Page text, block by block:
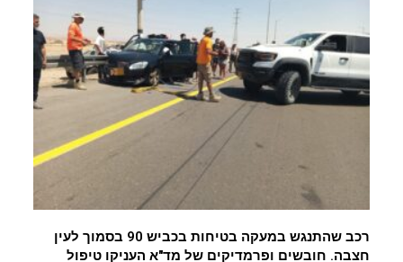
רכב שהתנגש במעקה בטיחות בכביש 90 בסמוך לעין
חצבה. חובשים ופרמדיקים של מד"א העניקו טיפול